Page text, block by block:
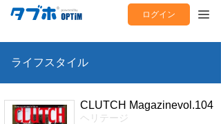
ログイン
ライフスタイル
CLUTCH Magazinevol.104
ヘリテージ